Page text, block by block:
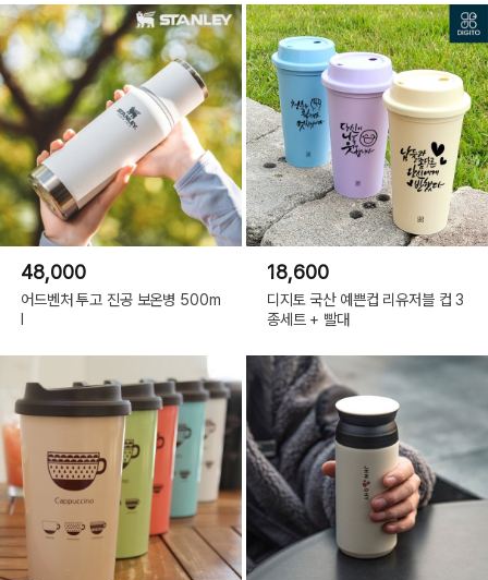
48,000
어드벤처 투고 진공 보온병 500m
l
18,600
디지토 국산 예쁜컵 리유저블 컵 3
종세트 + 빨대